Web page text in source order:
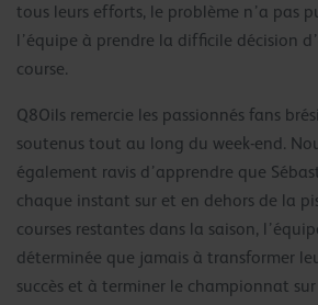
tous leurs efforts, le problème n’a pas
l’équipe à prendre la difficile décision
course.
Q8Oils remercie les passionnés fans
soutenus tout au long du week-end.
également ravis d’apprendre que
chaque instant sur et en dehors de la
courses restantes dans la saison,
déterminée que jamais à transformer
succès et à terminer le championnat